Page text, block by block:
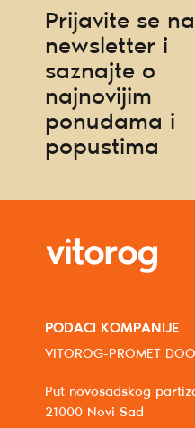
Prijavite se na
newsletter i
saznajte o
najnovijim
ponudama i
popustima
PODACI KOMPANIJE
VITOROG-PROMET DOO
Put novosadskog
21000 Novi Sad